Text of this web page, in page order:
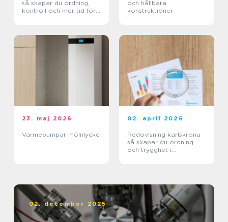
så skapar du ordning,
kontroll och mer tid för
och hållbara
konstruktioner
23. maj 2026
Värmepumpar mölnlycke
02. april 2026
Redovisning karlskrona
så skapar du ordning
och trygghet i
02. december 2025